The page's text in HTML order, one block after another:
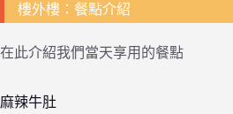
樓外樓：餐點介紹
在此介紹我們當天享用的餐點
麻辣牛肚